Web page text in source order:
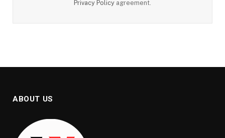
Privacy Policy agreement.
ABOUT US